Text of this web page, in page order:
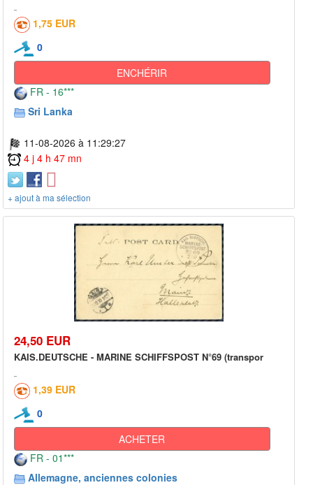
1,75 EUR
0
ENCHÉRIR
FR - 16***
Sri Lanka
11-08-2026 à 11:29:27
4 j 4 h 47 mn
+ ajout à ma sélection
24,50 EUR
KAIS.DEUTSCHE - MARINE SCHIFFSPOST N°69 (transpor
1,39 EUR
0
ACHETER
FR - 01***
Allemagne, anciennes colonies